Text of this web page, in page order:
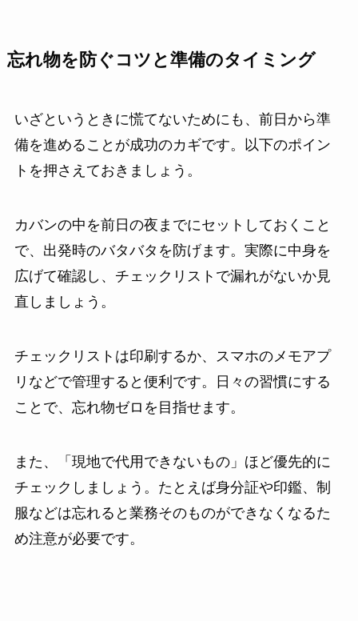
忘れ物を防ぐコツと準備のタイミング
いざというときに慌てないためにも、前日から準
備を進めることが成功のカギです。以下のポイン
トを押さえておきましょう。
カバンの中を前日の夜までにセットしておくこと
で、出発時のバタバタを防げます。実際に中身を
広げて確認し、チェックリストで漏れがないか見
直しましょう。
チェックリストは印刷するか、スマホのメモアプ
リなどで管理すると便利です。日々の習慣にする
ことで、忘れ物ゼロを目指せます。
また、「現地で代用できないもの」ほど優先的に
チェックしましょう。たとえば身分証や印鑑、制
服などは忘れると業務そのものができなくなるた
め注意が必要です。